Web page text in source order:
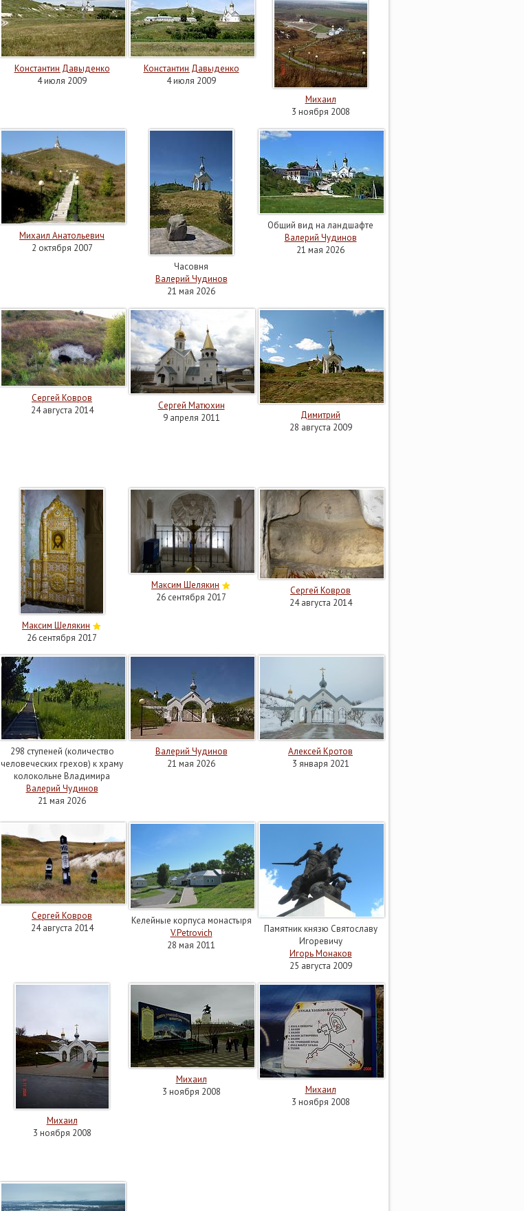
Константин Давыденко
4 июля 2009
Константин Давыденко
4 июля 2009
Михаил
3 ноября 2008
Михаил Анатольевич
2 октября 2007
Часовня
Валерий Чудинов
21 мая 2026
Общий вид на ландшафте
Валерий Чудинов
21 мая 2026
Сергей Ковров
24 августа 2014
Сергей Матюхин
9 апреля 2011
Димитрий
28 августа 2009
Максим Шелякин
26 сентября 2017
Максим Шелякин
26 сентября 2017
Сергей Ковров
24 августа 2014
298 ступеней (количество
человеческих грехов) к храму
колокольне Владимира
Валерий Чудинов
21 мая 2026
Валерий Чудинов
21 мая 2026
Алексей Кротов
3 января 2021
Сергей Ковров
24 августа 2014
Келейные корпуса монастыря
V.Petrovich
28 мая 2011
Памятник князю Святославу
Игоревичу
Игорь Монаков
25 августа 2009
Михаил
3 ноября 2008
Михаил
3 ноября 2008
Михаил
3 ноября 2008